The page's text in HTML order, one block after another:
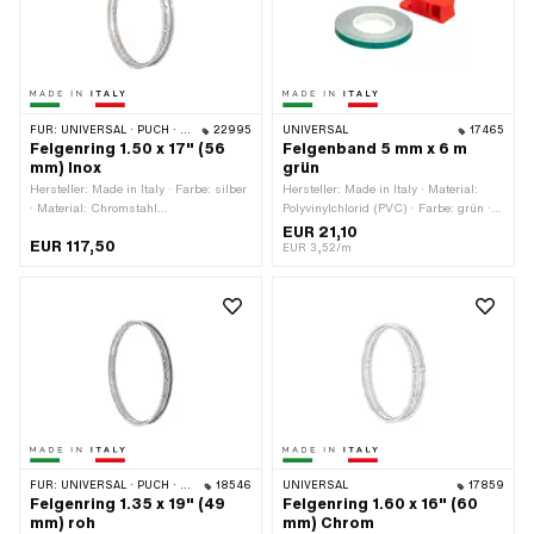
FÜR: UNIVERSAL · PUCH · SACHS · ZÜNDAPP BELMONDO 22995
Felgenring 1.50 x 17" (56
mm) Inox
Hersteller: Made in Italy · Farbe: silber
· Material: Chromstahl
Nirosta) · Radgrösse: 17 " ·
Maulweite [Zoll]: 1.5 " · Maulweite
[mm]: 39.5 mm · Ø Nippelloch: 6.5
mm · Anzahl Speichenlöcher: 36 Stk.
EUR 117,50
UNIVERSAL 17465
Felgenband 5 mm x 6 m
grün
Hersteller: Made in Italy · Material:
Polyvinylchlorid (PVC) · Farbe: grün ·
Breite: 5 mm · Gesamtlänge: 6000
mm · Beschaffenheit Rückseite:
EUR 21,10
EUR 3,52/m
FÜR: UNIVERSAL · PUCH · SACHS 18546
Felgenring 1.35 x 19" (49
mm) roh
UNIVERSAL 17859
Felgenring 1.60 x 16" (60
mm) Chrom